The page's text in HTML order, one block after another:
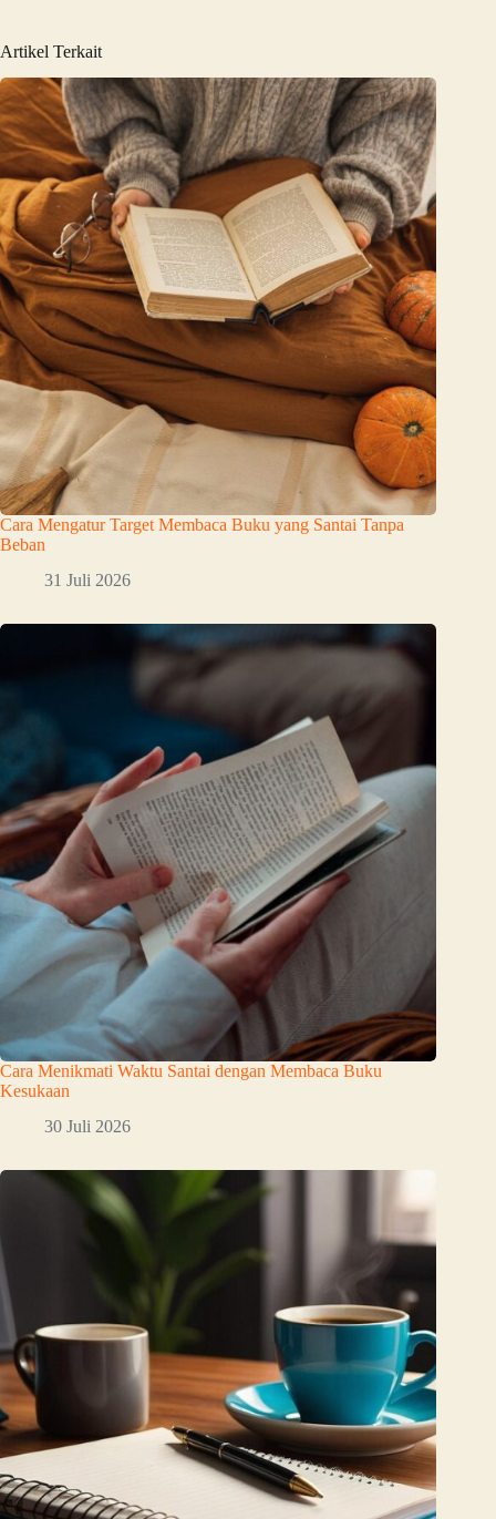
Artikel Terkait
Cara Mengatur Target Membaca Buku yang Santai Tanpa
Beban
31 Juli 2026
Cara Menikmati Waktu Santai dengan Membaca Buku
Kesukaan
30 Juli 2026